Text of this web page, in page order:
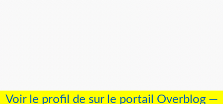
Voir le profil de sur le portail Overblog